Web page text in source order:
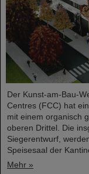
Der Kunst-am-Bau-
Centres (FCC) hat
mit einem organisch
oberen Drittel. Die
Siegerentwurf,
Speisesaal der
Mehr »